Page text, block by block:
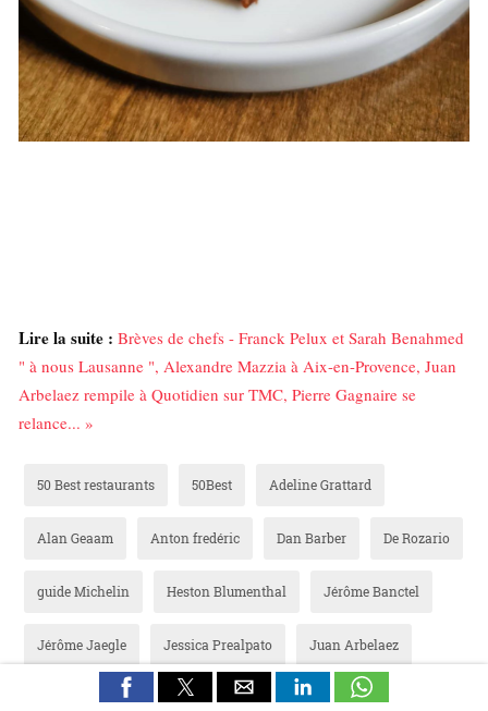
Lire la suite : Brèves de chefs - Franck Pelux et Sarah Benahmed
" à nous Lausanne ", Alexandre Mazzia à Aix-en-Provence, Juan
Arbelaez rempile à Quotidien sur TMC, Pierre Gagnaire se
relance... »
50 Best restaurants 50Best Adeline Grattard
Alan Geaam Anton fredéric Dan Barber De Rozario
guide Michelin Heston Blumenthal Jérôme Banctel
Jérôme Jaegle Jessica Prealpato Juan Arbelaez
Locavore Bali Mathieu Guérin